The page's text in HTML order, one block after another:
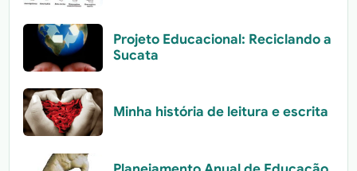
Projeto Educacional: Reciclando a
Sucata
Minha história de leitura e escrita